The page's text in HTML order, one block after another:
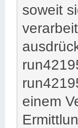
soweit
einem